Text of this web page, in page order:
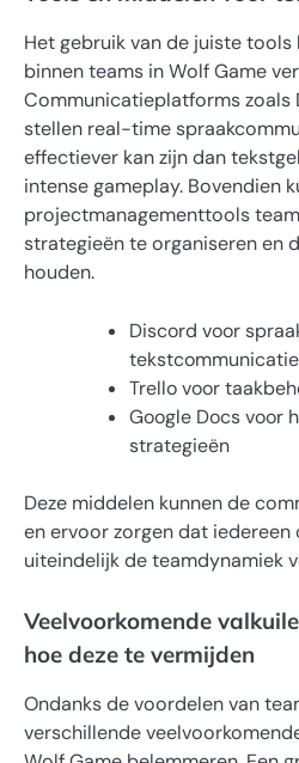
Het gebruik van de juiste tools
binnen teams in Wolf Game
Communicatieplatforms zoals
stellen real-time
effectiever kan zijn dan
intense gameplay. Bovendien
projectmanagementtools
strategieën te organiseren en
houden.
Discord voor
tekstcommunicatie
Trello voor
Google Docs voor
strategieën
Deze middelen kunnen de
en ervoor zorgen dat
uiteindelijk de teamdynamiek
Veelvoorkomende
hoe deze te vermijden
Ondanks de voordelen van
verschillende